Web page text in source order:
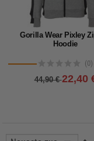
Gorilla Wear Pixley
Hoodie
(0)
44,90 €22,40